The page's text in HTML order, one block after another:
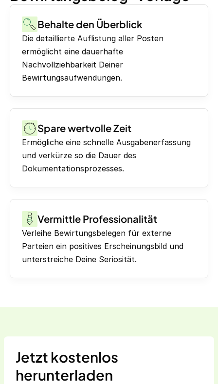
Behalte den Überblick
Die detaillierte Auflistung aller Posten
ermöglicht eine dauerhafte
Nachvollziehbarkeit Deiner
Bewirtungsaufwendungen.
Spare wertvolle Zeit
Ermögliche eine schnelle Ausgabenerfassung
und verkürze so die Dauer des
Dokumentationsprozesses.
Vermittle Professionalität
Verleihe Bewirtungsbelegen für externe
Parteien ein positives Erscheinungsbild und
unterstreiche Deine Seriosität.
Jetzt kostenlos
herunterladen